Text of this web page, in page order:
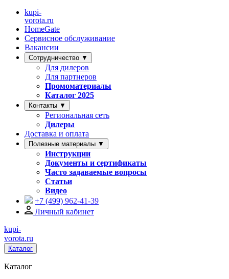
kupi-
vorota.ru
HomeGate
Сервисное обслуживание
Вакансии
Сотрудничество ▼
Для дилеров
Для партнеров
Промоматериалы
Каталог 2025
Контакты ▼
Региональная сеть
Дилеры
Доставка и оплата
Полезные материалы ▼
Инструкции
Документы и сертификаты
Часто задаваемые вопросы
Статьи
Видео
+7 (499) 962-41-39
Личный кабинет
kupi-
vorota.ru
Каталог
Каталог